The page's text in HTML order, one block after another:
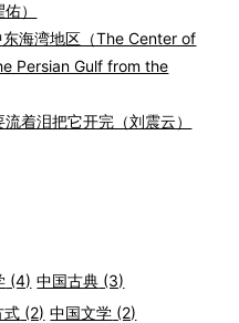
）
海湾地区（The Center of
Persian Gulf from the
着泪把它开完（刘震云）
(4) 中国古典 (3)
式 (2) 中国文学 (2)